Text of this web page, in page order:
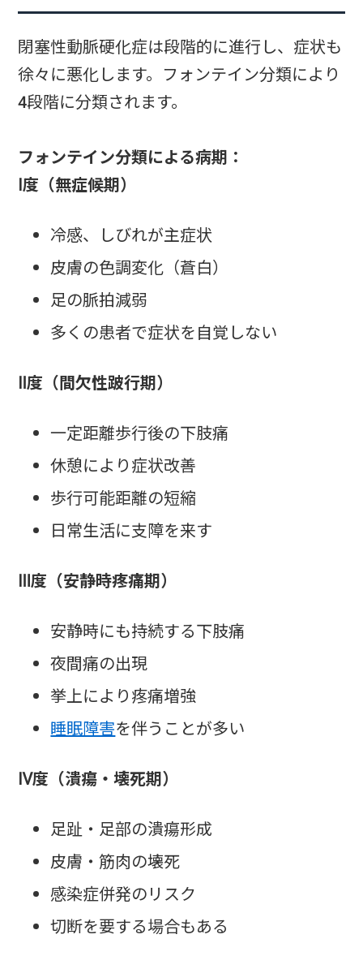
閉塞性動脈硬化症は段階的に進行し、症状も
徐々に悪化します。フォンテイン分類により
4段階に分類されます。
フォンテイン分類による病期：
Ⅰ度（無症候期）
冷感、しびれが主症状
皮膚の色調変化（蒼白）
足の脈拍減弱
多くの患者で症状を自覚しない
Ⅱ度（間欠性跛行期）
一定距離歩行後の下肢痛
休憩により症状改善
歩行可能距離の短縮
日常生活に支障を来す
Ⅲ度（安静時疼痛期）
安静時にも持続する下肢痛
夜間痛の出現
挙上により疼痛増強
睡眠障害を伴うことが多い
Ⅳ度（潰瘍・壊死期）
足趾・足部の潰瘍形成
皮膚・筋肉の壊死
感染症併発のリスク
切断を要する場合もある